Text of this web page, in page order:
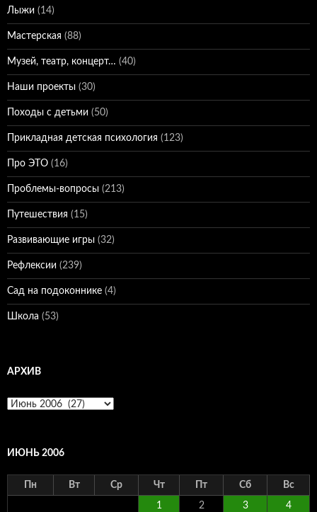
Лыжи (14)
Мастерская (88)
Музей, театр, концерт… (40)
Наши проекты (30)
Походы с детьми (50)
Прикладная детская психология (123)
Про ЭТО (16)
Проблемы-вопросы (213)
Путешествия (15)
Развивающие игры (32)
Рефлексии (239)
Сад на подоконнике (4)
Школа (53)
АРХИВ
Архив
ИЮНЬ 2006
Пн Вт Ср Чт Пт Сб Вс
1 2 3 4